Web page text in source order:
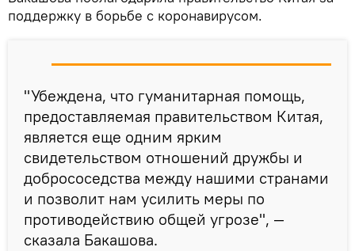
поддержку в борьбе с коронавирусом.
"Убеждена, что гуманитарная помощь,
предоставляемая правительством Китая,
является еще одним ярким
свидетельством отношений дружбы и
добрососедства между нашими странами
и позволит нам усилить меры по
противодействию общей угрозе", —
сказала Бакашова.